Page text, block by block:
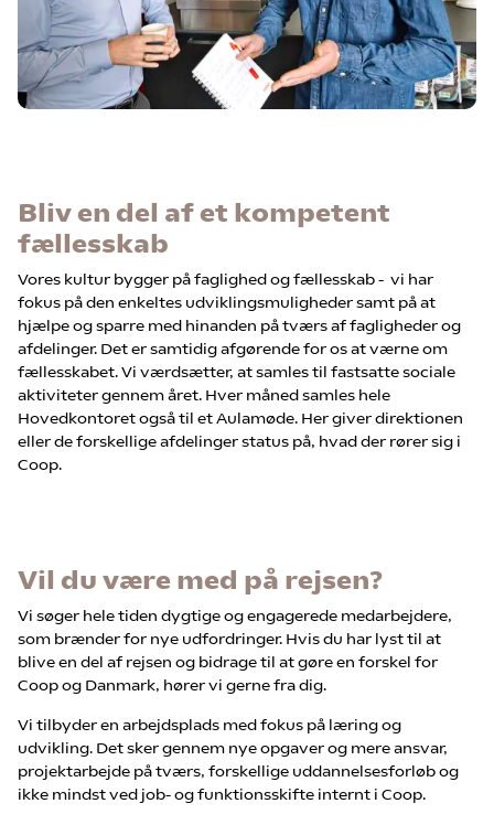
Bliv en del af et kompetent
fællesskab
Vores kultur bygger på faglighed og fællesskab - vi har
fokus på den enkeltes udviklingsmuligheder samt på at
hjælpe og sparre med hinanden på tværs af fagligheder og
afdelinger. Det er samtidig afgørende for os at værne om
fællesskabet. Vi værdsætter, at samles til fastsatte sociale
aktiviteter gennem året. Hver måned samles hele
Hovedkontoret også til et Aulamøde. Her giver direktionen
eller de forskellige afdelinger status på, hvad der rører sig i
Coop.
Vil du være med på rejsen?
Vi søger hele tiden dygtige og engagerede medarbejdere,
som brænder for nye udfordringer. Hvis du har lyst til at
blive en del af rejsen og bidrage til at gøre en forskel for
Coop og Danmark, hører vi gerne fra dig.​
Vi tilbyder en arbejdsplads med fokus på læring og
udvikling. Det sker gennem nye opgaver og mere ansvar,
projektarbejde på tværs, forskellige uddannelsesforløb og
ikke mindst ved job- og funktionsskifte internt i Coop.